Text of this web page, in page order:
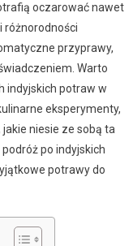
oczarować nawet
różnorodności
przyprawy,
Warto
indyjskich potraw w
eksperymenty,
niesie ze sobą ta
po indyjskich
potrawy do